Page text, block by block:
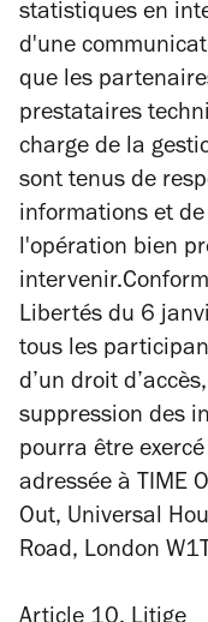
statistiques en
d'une
que les
prestataires
charge de la
sont tenus de
informations et
l'opération bien
Libertés du 6
tous les
d’un droit
suppression des
pourra être
adressée à TIME
Out, Universal
Road, London